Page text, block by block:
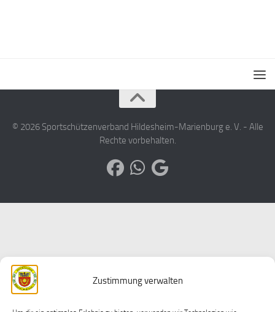
Zustimmung verwalten
© 2026 Sportschützenverband Hildesheim-Marienburg e. V. - Alle
Rechte vorbehalten.